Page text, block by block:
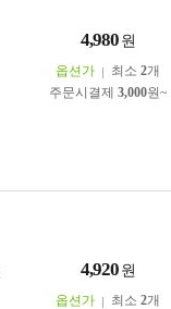
4,980 원
옵션가 최소 2개
주문시결제 3,000원~
4,920 원
옵션가 최소 2개